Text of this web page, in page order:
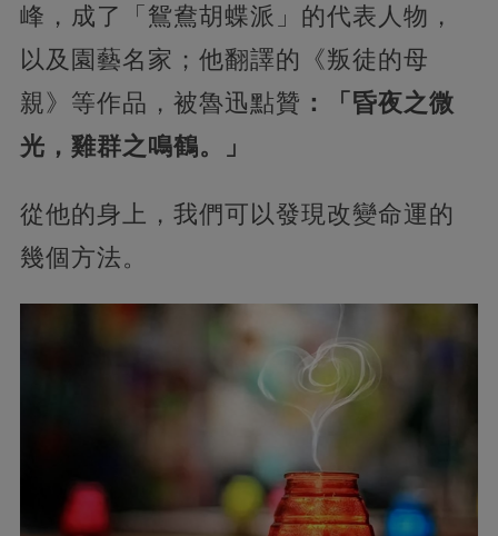
峰，成了「鴛鴦胡蝶派」的代表人物，
以及園藝名家；他翻譯的《叛徒的母
親》等作品，被魯迅點贊 ：「昏夜之微
光，雞群之鳴鶴。」
從他的身上，我們可以發現改變命運的
幾個方法。